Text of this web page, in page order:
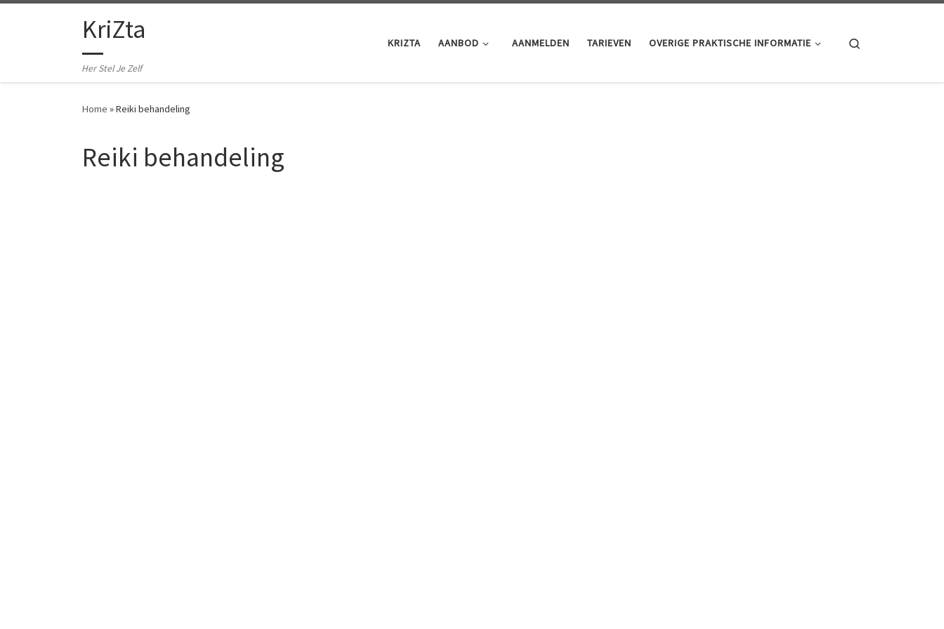
KriZta
Her Stel Je Zelf
KRIZTA AANBOD AANMELDEN TARIEVEN OVERIGE PRAKTISCHE INFORMATIE
Home »Reiki behandeling
Reiki behandeling